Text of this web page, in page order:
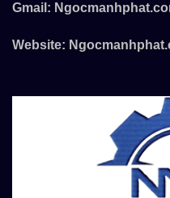
Gmail:
Website: